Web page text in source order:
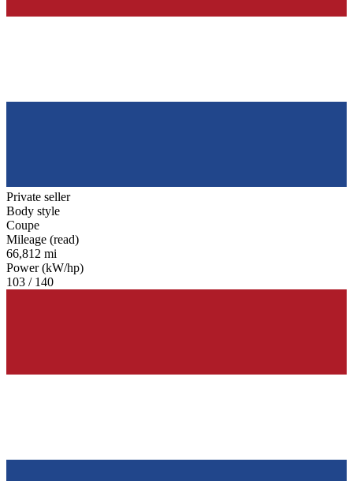
Private seller
Body style
Coupe
Mileage (read)
66,812 mi
Power (kW/hp)
103 / 140